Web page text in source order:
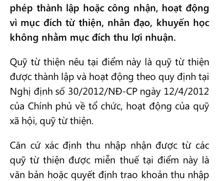
phép thành lập hoặc công nhận, hoạt động
vì mục đích từ thiện, nhân đạo, khuyến học
không nhằm mục đích thu lợi nhuận.
Quỹ từ thiện nêu tại điểm này là quỹ từ thiện
được thành lập và hoạt động theo quy định tại
Nghị định số 30/2012/NĐ-CP ngày 12/4/2012
của Chính phủ về tổ chức, hoạt động của quỹ
xã hội, quỹ từ thiện.
Căn cứ xác định thu nhập nhận được từ các
quỹ từ thiện được miễn thuế tại điểm này là
văn bản hoặc quyết định trao khoản thu nhập